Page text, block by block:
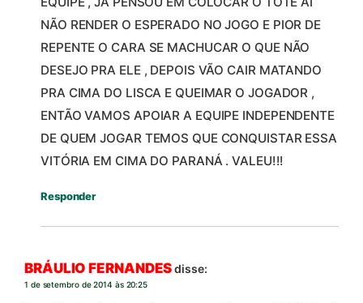
NÃO RENDER O ESPERADO NO JOGO E PIOR DE
REPENTE O CARA SE MACHUCAR O QUE NÃO
DESEJO PRA ELE , DEPOIS VÃO CAIR MATANDO
PRA CIMA DO LISCA E QUEIMAR O JOGADOR ,
ENTÃO VAMOS APOIAR A EQUIPE INDEPENDENTE
DE QUEM JOGAR TEMOS QUE CONQUISTAR ESSA
VITÓRIA EM CIMA DO PARANÁ . VALEU!!!
Responder
BRÁULIO FERNANDESdisse:
1 de setembro de 2014 às 20:25